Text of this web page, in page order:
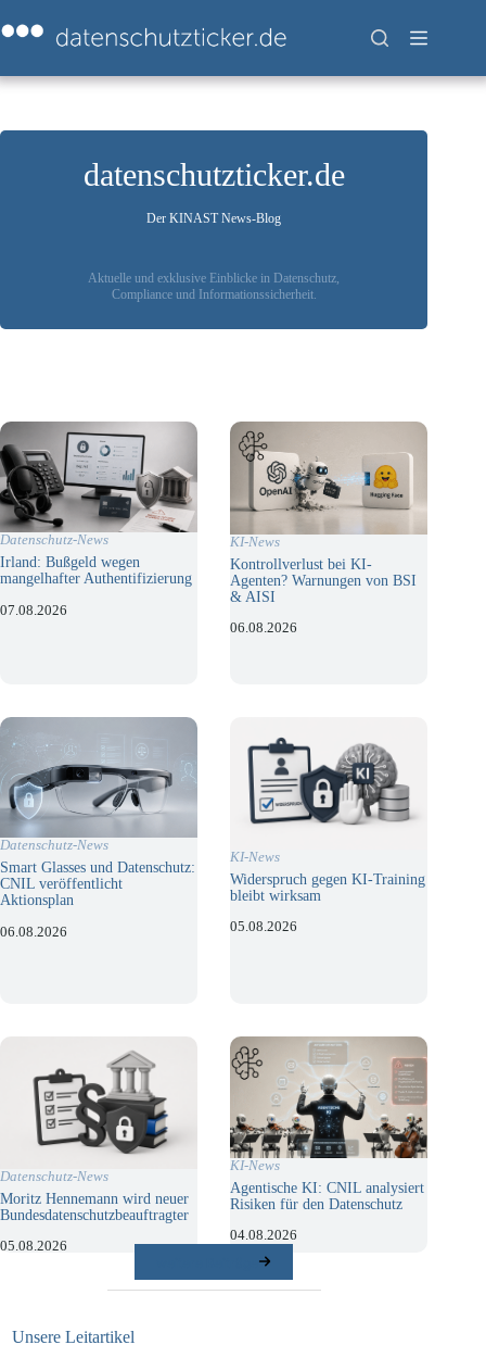
Inhalt
springen
datenschutzticker.de
Der KINAST News-Blog
Aktuelle und exklusive Einblicke in Datenschutz,
Compliance und Informationssicherheit.
Datenschutz-News
Irland: Bußgeld wegen
mangelhafter Authentifizierung
07.08.2026
KI-News
Kontrollverlust bei KI-
Agenten? Warnungen von BSI
& AISI
06.08.2026
Datenschutz-News
Smart Glasses und Datenschutz:
CNIL veröffentlicht
Aktionsplan
06.08.2026
KI-News
Widerspruch gegen KI-Training
bleibt wirksam
05.08.2026
Datenschutz-News
Moritz Hennemann wird neuer
Bundesdatenschutzbeauftragter
05.08.2026
KI-News
Agentische KI: CNIL analysiert
Risiken für den Datenschutz
04.08.2026
Unsere Leitartikel